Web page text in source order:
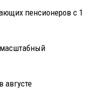
пенсионеров с 1
августе